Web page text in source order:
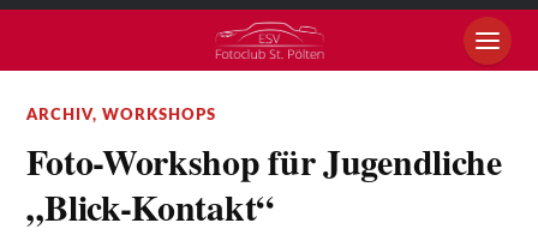
ARCHIV,WORKSHOPS
Foto-Workshop für Jugendliche
„Blick-Kontakt“